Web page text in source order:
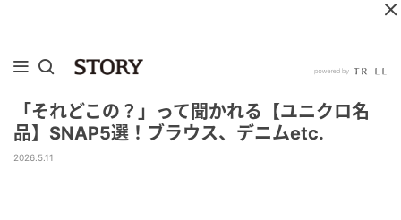
「それどこの？」って聞かれる【ユニクロ名
品】SNAP5選！ブラウス、デニムetc.
2026.5.11